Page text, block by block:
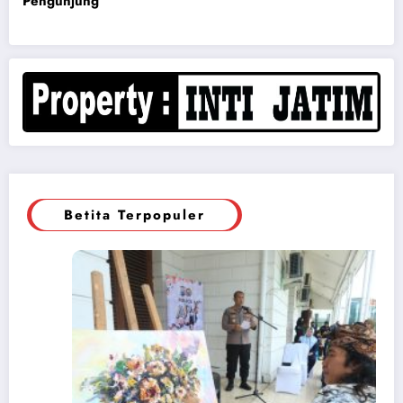
Betita Terpopuler